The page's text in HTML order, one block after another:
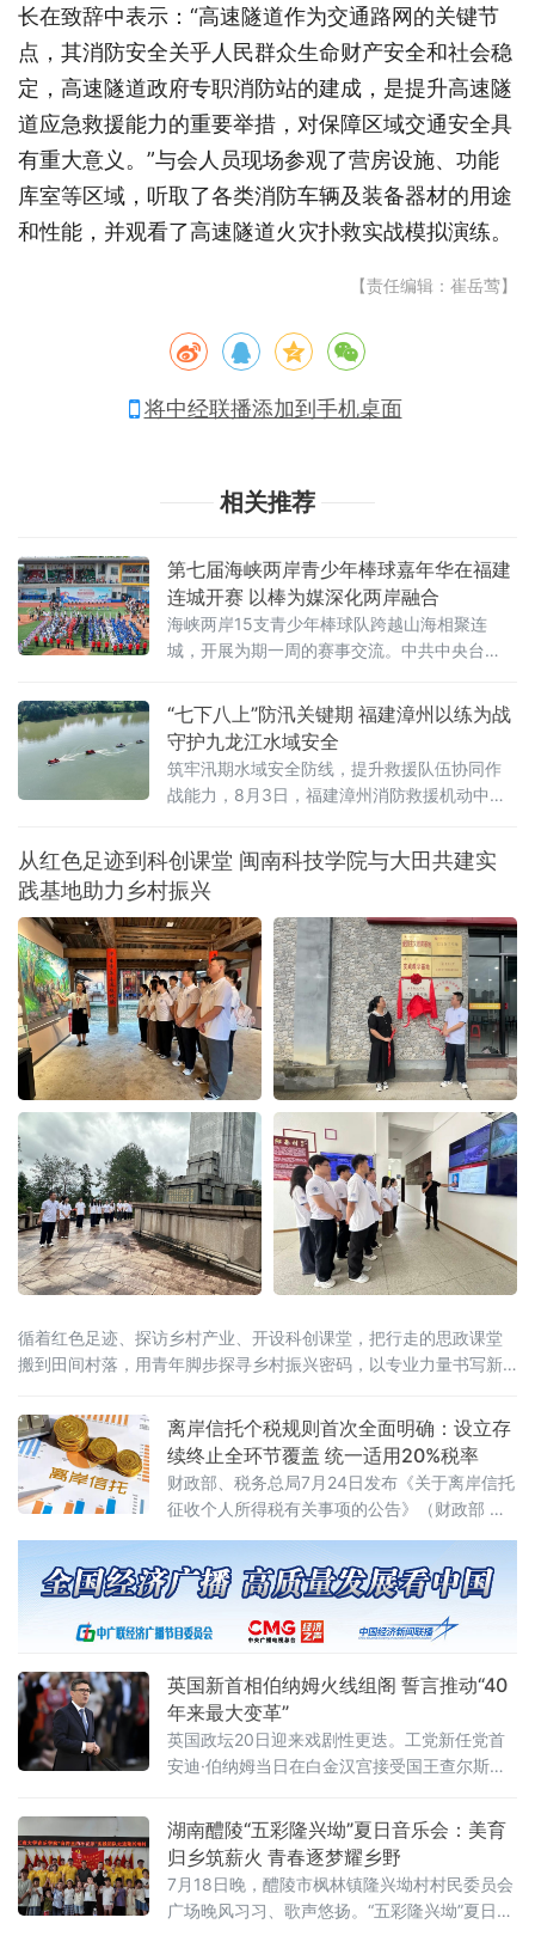
长在致辞中表示：“高速隧道作为交通路网的关键节
点，其消防安全关乎人民群众生命财产安全和社会稳
定，高速隧道政府专职消防站的建成，是提升高速隧
道应急救援能力的重要举措，对保障区域交通安全具
有重大意义。”与会人员现场参观了营房设施、功能
库室等区域，听取了各类消防车辆及装备器材的用途
和性能，并观看了高速隧道火灾扑救实战模拟演练。
【责任编辑：崔岳莺】
将中经联播添加到手机桌面
相关推荐
第七届海峡两岸青少年棒球嘉年华在福建
连城开赛 以棒为媒深化两岸融合
海峡两岸15支青少年棒球队跨越山海相聚连
城，开展为期一周的赛事交流。中共中央台
副省长江尔雄，中国
“七下八上”防汛关键期 福建漳州以练为战
守护九龙江水域安全
筑牢汛期水域安全防线，提升救援队伍协同作
战能力，8月3日，福建漳州消防救援机动中队
展水域救援实战化演练。
从红色足迹到科创课堂 闽南科技学院与大田共建实
践基地助力乡村振兴
循着红色足迹、探访乡村产业、开设科创课堂，把行走的思政课堂
搬到田间村落，用青年脚步探寻乡村振兴密码，以专业力量书写新
员跟随讲解员重
离岸信托个税规则首次全面明确：设立存
续终止全环节覆盖 统一适用20%税率
财政部、税务总局7月24日发布《关于离岸信托
征收个人所得税有关事项的公告》（财政部 税
务总局公告2026年第21号），首次系统明确离
岸信托设立、存续、终止清算全环节的个人所
得税征管规则。根据公告，个人将财产装入离
岸信托以及通过离岸信托取得收益，均属于个
人所得税法规定的应税所得，应当依法申报纳
财富代际传承、跨境资产配置及风险管理
英国新首相伯纳姆火线组阁 誓言推动“40
年来最大变革”
英国政坛20日迎来戏剧性更迭。工党新任党首
安迪·伯纳姆当日在白金汉宫接受国王查尔斯三
首相斯塔默于当天早些时候辞去首相职务。伯
纳姆就任后数小时内即完成新一届内阁组建，
多项人事任命出人意料，被视为其开启政治新
时代的明确信号。前国防大臣“爆冷”执掌财政根
据首相办公室发布的人事通报，最受瞩目的财
湖南醴陵“五彩隆兴坳”夏日音乐会：美育
归乡筑薪火 青春逐梦耀乡野
7月18日晚，醴陵市枫林镇隆兴坳村村民委员会
广场晚风习习、歌声悠扬。“五彩隆兴坳”夏日音